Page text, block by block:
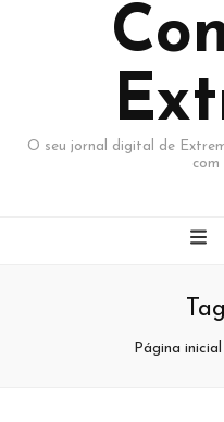
O seu jornal digital de
com
Página inicial